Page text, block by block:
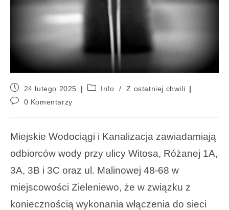
24 lutego 2025 Info /
Z ostatniej chwili
0 Komentarzy
Miejskie Wodociągi i Kanalizacja zawiadamiają
odbiorców wody przy ulicy Witosa, Różanej 1A,
3A, 3B i 3C oraz ul. Malinowej 48-68 w
miejscowości Zieleniewo, że w związku z
koniecznością wykonania włączenia do sieci